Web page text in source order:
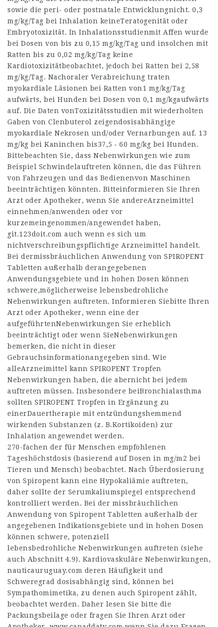
sowie die peri- oder postnatale Entwicklungnicht. 0,3
mg/kg/Tag bei Inhalation keineTeratogenität oder
Embryotoxizität. In Inhalationsstudienmit Affen wurde
bei Dosen von bis zu 0,15 mg/kg/Tag und insolchen mit
Ratten bis zu 0,02 mg/kg/Tag keine
Kardiotoxizitätbeobachtet, jedoch bei Ratten bei 2,58
mg/kg/Tag. Nachoraler Verabreichung traten
myokardiale Läsionen bei Ratten von1 mg/kg/Tag
aufwärts, bei Hunden bei Dosen von 0,1 mg/kgaufwärts
auf. Die Daten vonToxizitätsstudien mit wiederholten
Gaben von Clenbuterol zeigendosisabhängige
myokardiale Nekrosen und/oder Vernarbungen auf. 13
mg/kg bei Kaninchen bis37,5 ‑ 60 mg/kg bei Hunden.
Bittebeachten Sie, dass Nebenwirkungen wie zum
Beispiel Schwindelauftreten können, die das Führen
von Fahrzeugen und das Bedienenvon Maschinen
beeinträchtigen könnten. Bitteinformieren Sie Ihren
Arzt oder Apotheker, wenn Sie andereArzneimittel
einnehmen/anwenden oder vor
kurzemeingenommen/angewendet haben,
git.123doit.com auch wenn es sich um
nichtverschreibungspflichtige Arzneimittel handelt.
Bei dermissbräuchlichen Anwendung von SPIROPENT
Tabletten außerhalb derangegebenen
Anwendungsgebiete und in hohen Dosen können
schwere,möglicherweise lebensbedrohliche
Nebenwirkungen auftreten. Informieren Siebitte Ihren
Arzt oder Apotheker, wenn eine der
aufgeführtenNebenwirkungen Sie erheblich
beeinträchtigt oder wenn SieNebenwirkungen
bemerken, die nicht in dieser
Gebrauchsinformationangegeben sind. Wie
alleArzneimittel kann SPIROPENT Tropfen
Nebenwirkungen haben, die abernicht bei jedem
auftreten müssen. Insbesondere beiBronchialasthma
sollten SPIROPENT Tropfen in Ergänzung zu
einerDauertherapie mit entzündungshemmend
wirkenden Substanzen (z. B.Kortikoiden) zur
Inhalation angewendet werden.
270-fachen der für Menschen empfohlenen
Tageshöchstdosis (basierend auf Dosen in mg/m2 bei
Tieren und Mensch) beobachtet. Nach Überdosierung
von Spiropent kann eine Hypokaliämie auftreten,
daher sollte der Serumkaliumspiegel entsprechend
kontrolliert werden. Bei der missbräuchlichen
Anwendung von Spiropent Tabletten außerhalb der
angegebenen Indikationsgebiete und in hohen Dosen
können schwere, potenziell
lebensbedrohliche Nebenwirkungen auftreten (siehe
auch Abschnitt 4.9). Kardiovaskuläre Nebenwirkungen,
nauticauruguay.com deren Häufigkeit und
Schweregrad dosisabhängig sind, können bei
Sympathomimetika, zu denen auch Spiropent zählt,
beobachtet werden. Daher lesen Sie bitte die
Packungsbeilage oder fragen Sie Ihren Arzt oder